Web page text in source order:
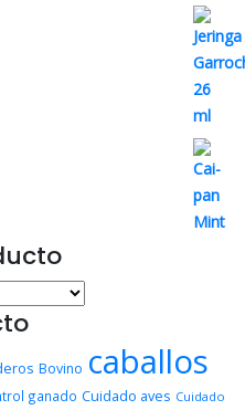
Bovino caballos
ganado Cuidado aves Cuidado